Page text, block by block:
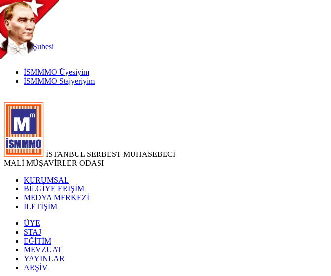
TR
|
EN
İnternetŞubesi
İSMMMO Üyesiyim
İSMMMO Stajyeriyim
İSTANBUL SERBEST MUHASEBECİ
MALİ MÜŞAVİRLER ODASI
KURUMSAL
BİLGİYE ERİŞİM
MEDYA MERKEZİ
İLETİŞİM
ÜYE
STAJ
EĞİTİM
MEVZUAT
YAYINLAR
ARŞİV